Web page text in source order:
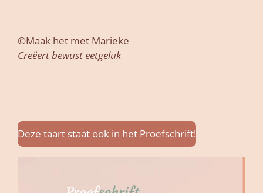
©Maak het met Marieke
Creëert bewust eetgeluk
Deze taart staat ook in het Proefschrift!